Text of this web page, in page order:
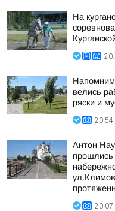
На
велись
ряски и
20:54
Антон
прошлись
20:07